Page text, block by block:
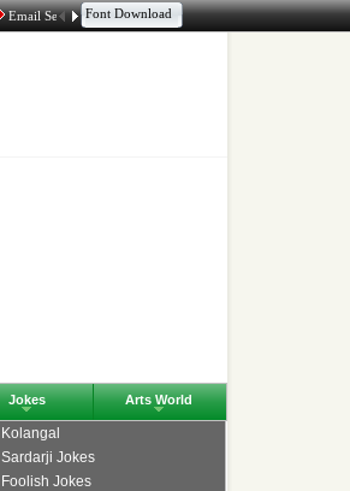
Email Service Aggregator Tamil Chat
Font Download
Jokes Arts World
Kolangal
Sardarji Jokes
Foolish Jokes